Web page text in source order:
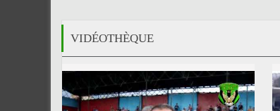
VIDÉOTHÈQUE